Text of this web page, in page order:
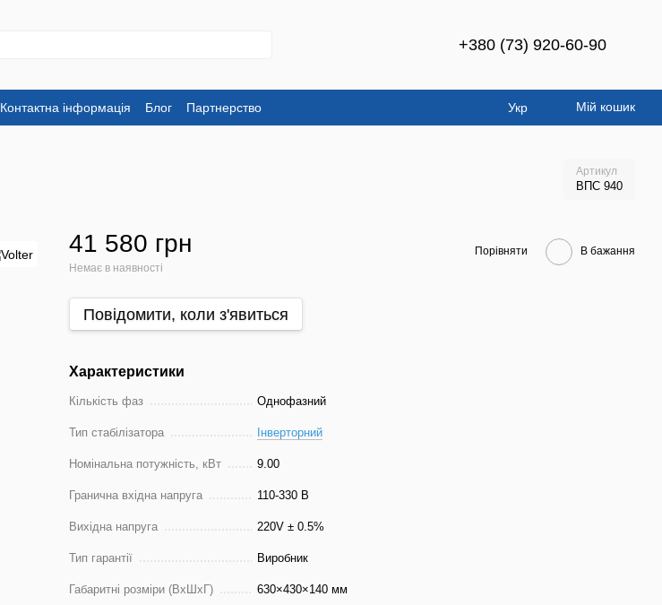
+380 (73) 920-60-90
Контактна інформація Блог Партнерство Укр Мій кошик
Артикул
ВПC 940
41 580 грн
Немає в наявності
Порівняти В бажання
Повідомити, коли з'явиться
Характеристики
Кількість фаз Однофазний
Тип стабілізатора Інверторний
Номінальна потужність, кВт 9.00
Гранична вхідна напруга 110-330 В
Вихідна напруга 220V ± 0.5%
Тип гарантії Виробник
Габаритні розміри (ВхШхГ) 630×430×140 мм